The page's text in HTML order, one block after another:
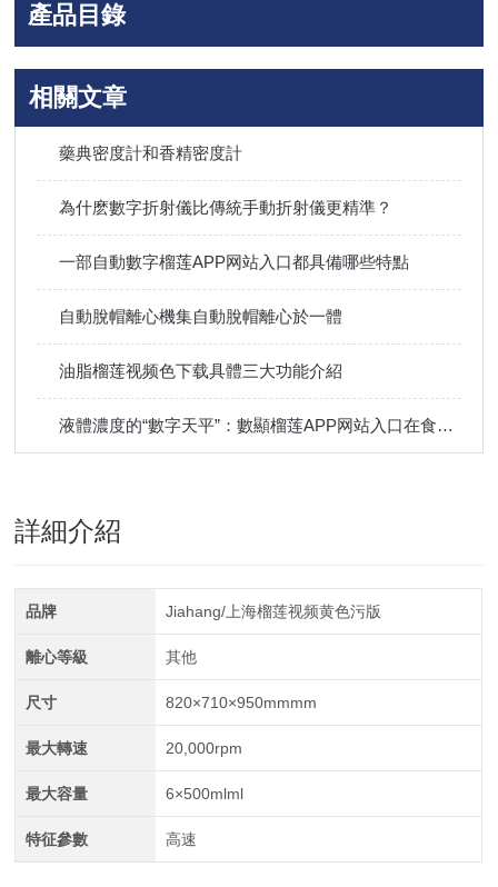
產品目錄
相關文章
藥典密度計和香精密度計
為什麽數字折射儀比傳統手動折射儀更精準？
一部自動數字榴莲APP网站入口都具備哪些特點
自動脫帽離心機集自動脫帽離心於一體
油脂榴莲视频色下载具體三大功能介紹
液體濃度的“數字天平”：數顯榴莲APP网站入口在食品安全與化工檢測中的關鍵作用
詳細介紹
品牌 Jiahang/上海榴莲视频黄色污版
離心等級 其他
尺寸 820×710×950mmmm
最大轉速 20,000rpm
最大容量 6×500mlml
特征參數 高速